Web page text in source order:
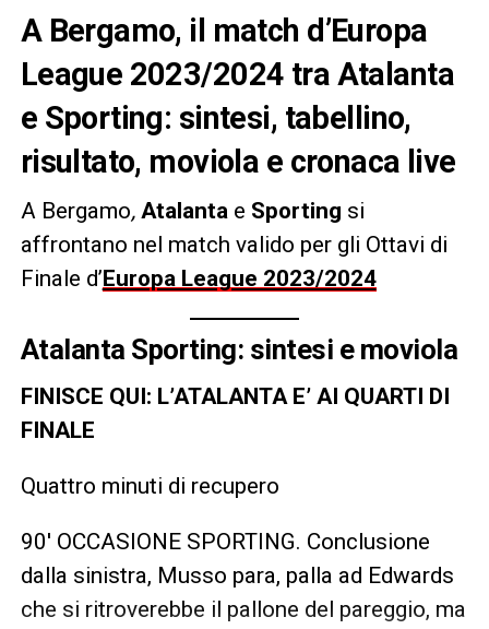
A Bergamo, il match d’Europa
League 2023/2024 tra Atalanta
e Sporting: sintesi, tabellino,
risultato, moviola e cronaca live
A Bergamo, Atalanta e Sporting si
affrontano nel match valido per gli Ottavi di
Finale d’ Europa League 2023/2024
Atalanta Sporting: sintesi e moviola
FINISCE QUI: L’ATALANTA E’ AI QUARTI DI
FINALE
Quattro minuti di recupero
90′ OCCASIONE SPORTING. Conclusione
dalla sinistra, Musso para, palla ad Edwards
che si ritroverebbe il pallone del pareggio, ma